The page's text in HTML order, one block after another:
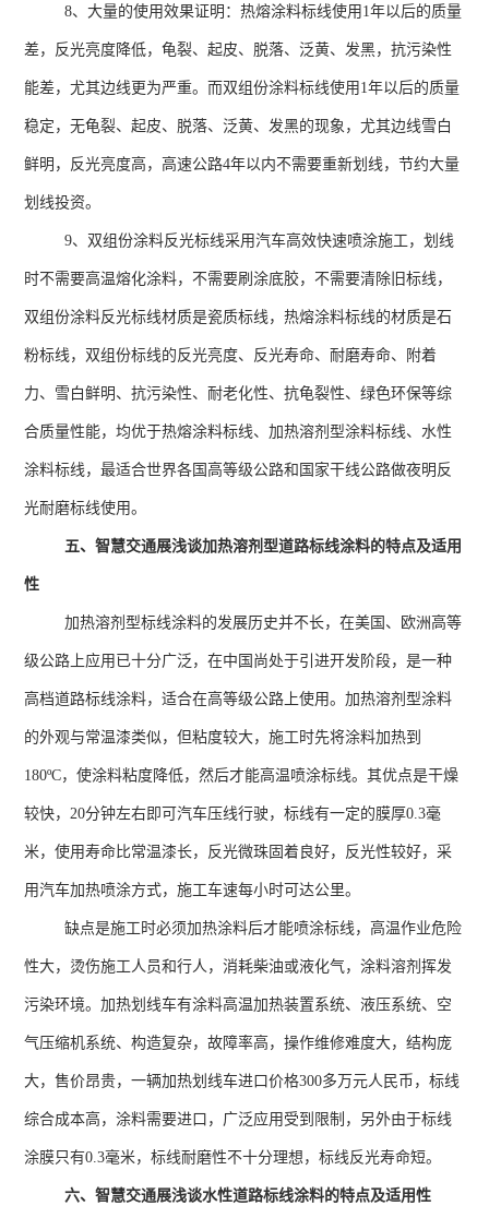
8、大量的使用效果证明：热熔涂料标线使用 1年以后的质量
差，反光亮度降低，龟裂、起皮、脱落、泛黄、发黑，抗污染性
能差，尤其边线更为严重。而双组份涂料标线使用 1年以后的质量
稳定，无龟裂、起皮、脱落、泛黄、发黑的现象，尤其边线雪白
鲜明，反光亮度高，高速公路4年以内不需要重新划线，节约大量
划线投资。
9、双组份涂料反光标线采用汽车高效快速喷涂施工，划线
时不需要高温熔化涂料，不需要刷涂底胶，不需要清除旧标线，
双组份涂料反光标线材质是瓷质标线，热熔涂料标线的材质是石
粉标线，双组份标线的反光亮度、反光寿命、耐磨寿命、附着
力、雪白鲜明、抗污染性、耐老化性、抗龟裂性、绿色环保等综
合质量性能，均优于热熔涂料标线、加热溶剂型涂料标线、水性
涂料标线，最适合世界各国高等级公路和国家干线公路做夜明反
光耐磨标线使用。
五、智慧交通展浅谈加热溶剂型道路标线涂料的特点及适用
性
加热溶剂型标线涂料的发展历史并不长，在美国、欧洲高等
级公路上应用已十分广泛，在中国尚处于引进开发阶段，是一种
高档道路标线涂料，适合在高等级公路上使用。加热溶剂型涂料
的外观与常温漆类似，但粘度较大，施工时先将涂料加热到
180ºC，使涂料粘度降低，然后才能高温喷涂标线。其优点是干燥
较快， 20分钟左右即可汽车压线行驶，标线有一定的膜厚0.3毫
米，使用寿命比常温漆长，反光微珠固着良好，反光性较好，采
用汽车加热喷涂方式，施工车速每小时可达公里。
缺点是施工时必须加热涂料后才能喷涂标线，高温作业危险
性大，烫伤施工人员和行人，消耗柴油或液化气，涂料溶剂挥发
污染环境。加热划线车有涂料高温加热装置系统、液压系统、空
气压缩机系统、构造复杂，故障率高，操作维修难度大，结构庞
大，售价昂贵，一辆加热划线车进口价格300多万元人民币，标线
综合成本高，涂料需要进口，广泛应用受到限制，另外由于标线
涂膜只有0.3毫米，标线耐磨性不十分理想，标线反光寿命短。
六、智慧交通展浅谈水性道路标线涂料的特点及适用性